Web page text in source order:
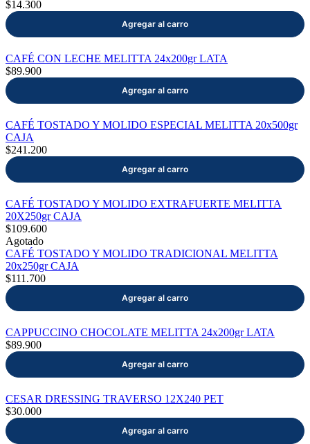
$14.300
CAFÉ CON LECHE MELITTA 24x200gr LATA
$89.900
CAFÉ TOSTADO Y MOLIDO ESPECIAL MELITTA 20x500gr
CAJA
$241.200
CAFÉ TOSTADO Y MOLIDO EXTRAFUERTE MELITTA
20X250gr CAJA
$109.600
Agotado
CAFÉ TOSTADO Y MOLIDO TRADICIONAL MELITTA
20x250gr CAJA
$111.700
CAPPUCCINO CHOCOLATE MELITTA 24x200gr LATA
$89.900
CESAR DRESSING TRAVERSO 12X240 PET
$30.000